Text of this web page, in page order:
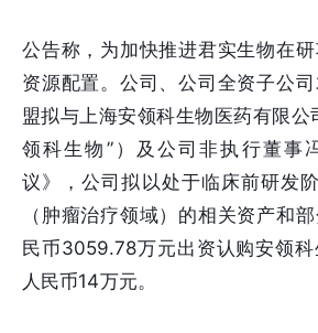
公告称，为加快推进君实生物在
资源配置。公司、公司全资子公
盟拟与上海安领科生物医药有限公
领科生物”）及公司非执行董事
议》，公司拟以处于临床前研发
（肿瘤治疗领域）的相关资产和
民币3059.78万元出资认购安领
人民币14万元。